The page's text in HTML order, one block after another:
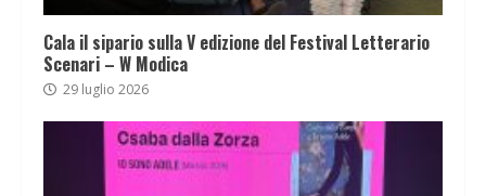
Cala il sipario sulla V edizione del Festival Letterario
Scenari – W Modica
29 luglio 2026